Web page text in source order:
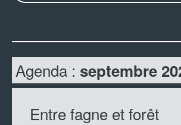
Agenda : septembre
Entre fagne et forêt